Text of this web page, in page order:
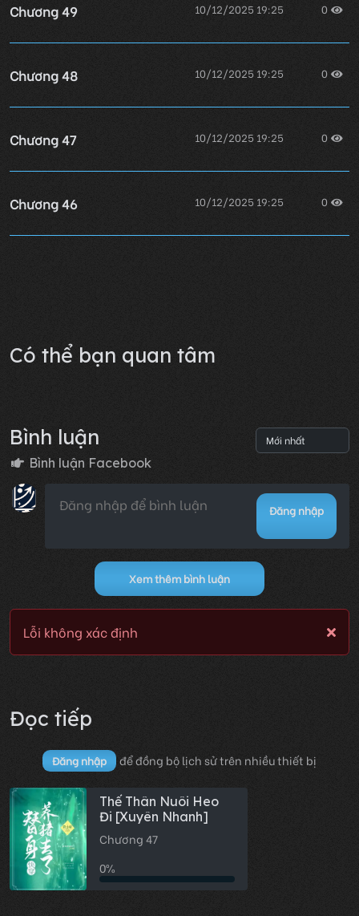
Chương 49 10/12/2025 19:25 0
Chương 48 10/12/2025 19:25 0
Chương 47 10/12/2025 19:25 0
Chương 46 10/12/2025 19:25 0
Có thể bạn quan tâm
Bình luận
Bình luận Facebook
Đăng nhập
Xem thêm bình luận
Lỗi không xác định
Đọc tiếp
Đăng nhập để đồng bộ lịch sử trên nhiều thiết bị
Thế Thân Nuôi Heo
Đi [Xuyên Nhanh]
Chương 47
0%